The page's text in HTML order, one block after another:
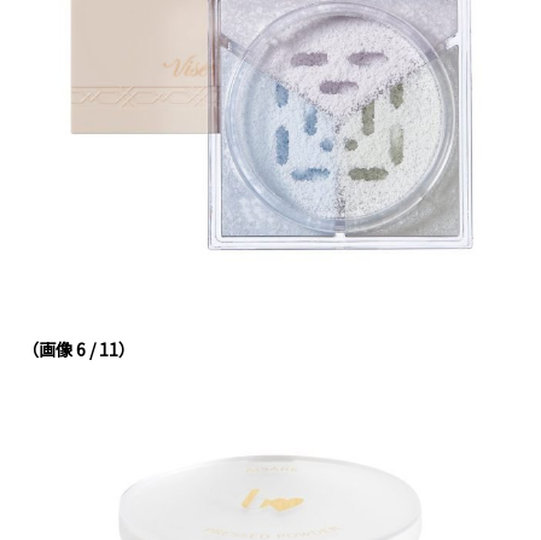
（画像 6 / 11）